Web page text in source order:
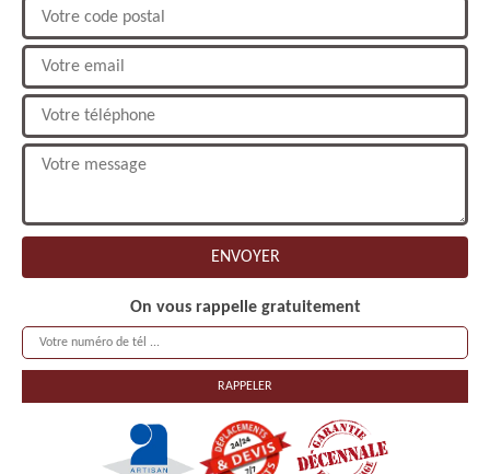
On vous rappelle gratuitement